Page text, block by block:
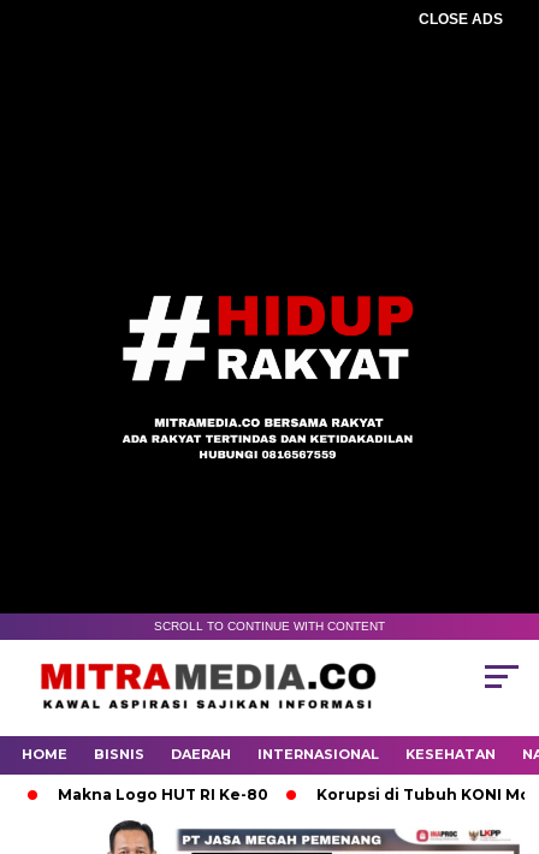
CLOSE ADS
SCROLL TO CONTINUE WITH CONTENT
HOME BISNIS DAERAH INTERNASIONAL KESEHATAN
Makna Logo HUT RI Ke-80 Korupsi di Tubuh KONI